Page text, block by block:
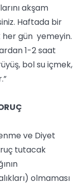
akşam
Haftada bir
gün yemeyin.
1-2 saat
bol su içmek,
ve Diyet
tutacak
olmaması